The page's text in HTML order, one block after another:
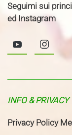
Seguimi sui
ed Instagram
INFO & PRIVACY
Privacy Policy